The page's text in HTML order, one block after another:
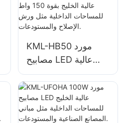
والمستودعات وما إلى
ذلك.
KML-HB50 مورد
مصابيح LED عالية
الخليج بقوة 150 واط
للمساحات الداخلية
مثل ورش الإصلاح
والمستودعات.